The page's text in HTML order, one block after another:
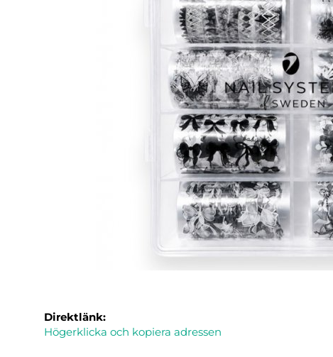
Direktlänk:
Högerklicka och kopiera adressen